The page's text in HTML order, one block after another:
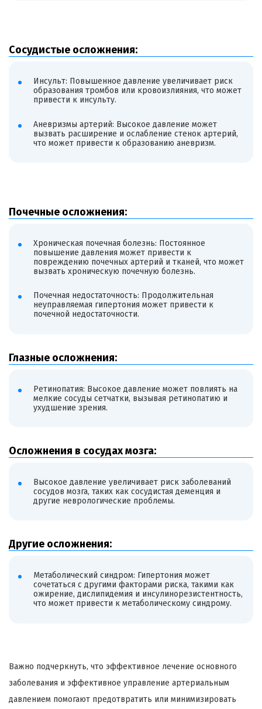
Сосудистые осложнения:
Инсульт: Повышенное давление увеличивает риск
образования тромбов или кровоизлияния, что может
привести к инсульту.
Аневризмы артерий: Высокое давление может
вызвать расширение и ослабление стенок артерий,
что может привести к образованию аневризм.
Почечные осложнения:
Хроническая почечная болезнь: Постоянное
повышение давления может привести к
повреждению почечных артерий и тканей, что может
вызвать хроническую почечную болезнь.
Почечная недостаточность: Продолжительная
неуправляемая гипертония может привести к
почечной недостаточности.
Глазные осложнения:
Ретинопатия: Высокое давление может повлиять на
мелкие сосуды сетчатки, вызывая ретинопатию и
ухудшение зрения.
Осложнения в сосудах мозга:
Высокое давление увеличивает риск заболеваний
сосудов мозга, таких как сосудистая деменция и
другие неврологические проблемы.
Другие осложнения:
Метаболический синдром: Гипертония может
сочетаться с другими факторами риска, такими как
ожирение, дислипидемия и инсулинорезистентность,
что может привести к метаболическому синдрому.
Важно подчеркнуть, что эффективное лечение основного
заболевания и эффективное управление артериальным
давлением помогают предотвратить или минимизировать